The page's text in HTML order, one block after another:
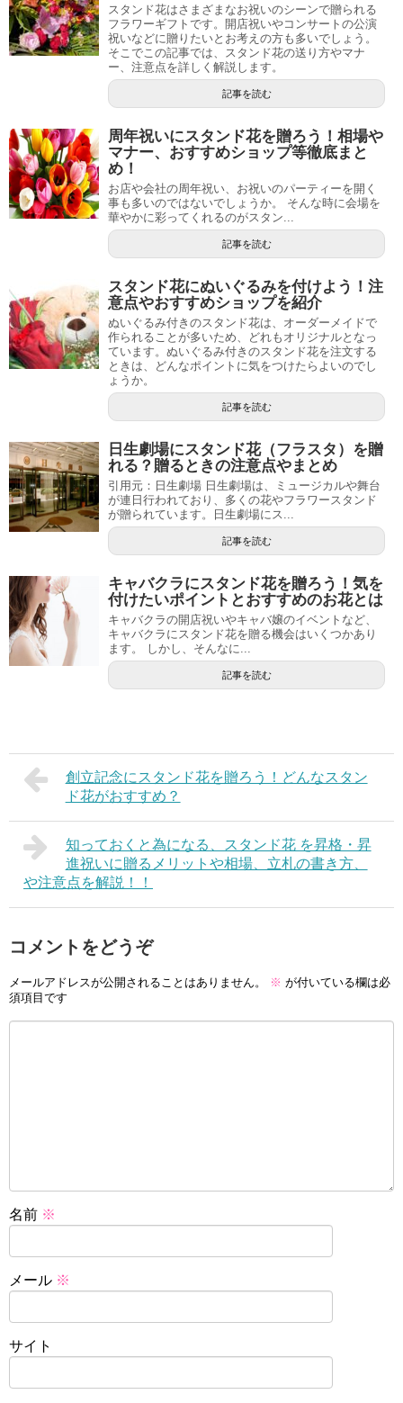
スタンド花はさまざまなお祝いのシーンで贈られる
フラワーギフトです。開店祝いやコンサートの公演
祝いなどに贈りたいとお考えの方も多いでしょう。
そこでこの記事では、スタンド花の送り方やマナ
ー、注意点を詳しく解説します。
記事を読む
周年祝いにスタンド花を贈ろう！相場や
マナー、おすすめショップ等徹底まと
め！
お店や会社の周年祝い、お祝いのパーティーを開く
事も多いのではないでしょうか。 そんな時に会場を
華やかに彩ってくれるのがスタン...
記事を読む
スタンド花にぬいぐるみを付けよう！注
意点やおすすめショップを紹介
ぬいぐるみ付きのスタンド花は、オーダーメイドで
作られることが多いため、どれもオリジナルとなっ
ています。ぬいぐるみ付きのスタンド花を注文する
ときは、どんなポイントに気をつけたらよいのでし
ょうか。
記事を読む
日生劇場にスタンド花（フラスタ）を贈
れる？贈るときの注意点やまとめ
引用元：日生劇場 日生劇場は、ミュージカルや舞台
が連日行われており、多くの花やフラワースタンド
が贈られています。日生劇場にス...
記事を読む
キャバクラにスタンド花を贈ろう！気を
付けたいポイントとおすすめのお花とは
キャバクラの開店祝いやキャバ嬢のイベントなど、
キャバクラにスタンド花を贈る機会はいくつかあり
ます。 しかし、そんなに...
記事を読む
創立記念にスタンド花を贈ろう！どんなスタン
ド花がおすすめ？
知っておくと為になる、スタンド花 を昇格・昇
進祝いに贈るメリットや相場、立札の書き方、
や注意点を解説！！
コメントをどうぞ
メールアドレスが公開されることはありません。 ※ が付いている欄は必
須項目です
名前 ※
メール ※
サイト